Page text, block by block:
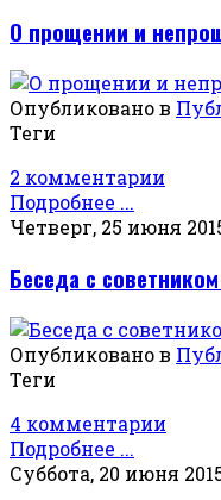
О прощении и
Опубликовано в
Теги
2 комментарии
Подробнее ...
Четверг, 25 июня
Беседа с
Опубликовано в
Теги
4 комментарии
Подробнее ...
Суббота, 20 июня 2015